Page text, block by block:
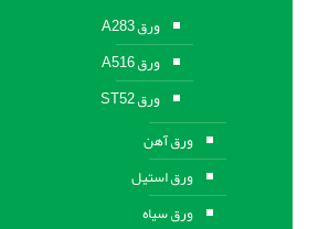
ورق A283
ورق A516
ورق ST52
ورق آهن
ورق استیل
ورق سیاه